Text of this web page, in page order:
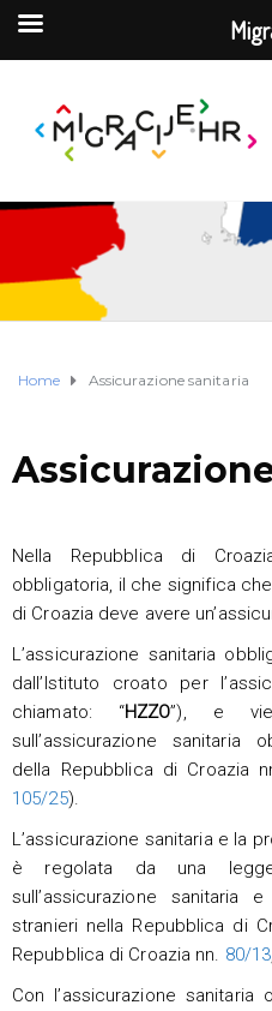
Home Assicurazione sanitaria
Nella Repubblica di
obbligatoria, il che significa
di Croazia deve avere
L’assicurazione sanitaria
dall’Istituto croato per
chiamato: “HZZO”), e
sull’assicurazione sanitaria
della Repubblica di Croazia
105/25).
L’assicurazione sanitaria e la
è regolata da una
sull’assicurazione sanitaria
stranieri nella Repubblica di
Repubblica di Croazia nn. 80/13
Con l’assicurazione